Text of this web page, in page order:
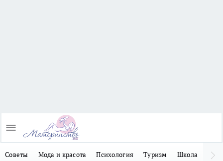
Советы Мода и красота Психология Туризм Школа